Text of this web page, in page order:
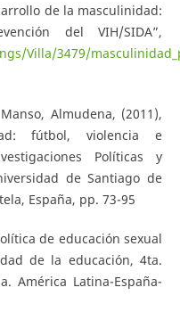
de la masculinidad:
del VIH/SIDA”,
Villa/3479/
Almudena, (2011),
fútbol, violencia e
Políticas y
de Santiago de
España, pp. 73-95
de educación sexual
de la educación, 4ta.
América Latina-España-